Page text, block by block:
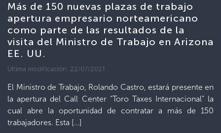
Más de 150 nuevas plazas de trabajo
apertura empresario norteamericano
como parte de las resultados de la
visita del Ministro de Trabajo en Arizona
EE. UU.
Última modificación: 22/07/2021
El Ministro de Trabajo, Rolando Castro, estará presente en
la apertura del Call Center “Toro Taxes Internacional” la
cual abre la oportunidad de contratar a más de 150
trabajadores. Esta […]